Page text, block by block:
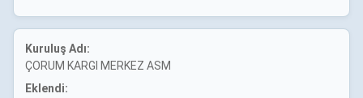
Kuruluş Adı:
ÇORUM KARGI MERKEZ ASM
Eklendi: